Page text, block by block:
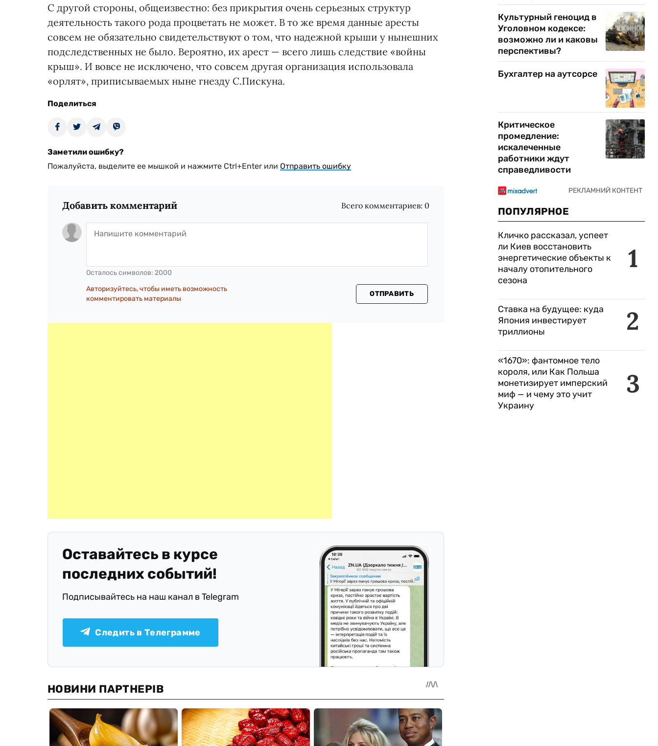
С другой стороны, общеизвестно: без прикрытия очень серьезных структур
деятельность такого рода процветать не может. В то же время данные аресты
совсем не обязательно свидетельствуют о том, что надежной крыши у нынешних
подследственных не было. Вероятно, их арест — всего лишь следствие «войны
крыш». И вовсе не исключено, что совсем другая организация использовала
«орлят», приписываемых ныне гнезду С.Пискуна.
Поделиться
Заметили ошибку?
Пожалуйста, выделите ее мышкой и нажмите Ctrl+Enter или Отправить ошибку
Добавить комментарий Всего комментариев: 0
Осталось символов: 2000
Авторизуйтесь, чтобы иметь возможность
комментировать материалы
ОТПРАВИТЬ
Оставайтесь в курсе
последних событий!
Подписывайтесь на наш канал в Telegram
Следить в Телеграмме
Культурный геноцид в
Уголовном кодексе:
возможно ли и каковы
перспективы?
Бухгалтер на аутсорсе
Критическое
промедление:
искалеченные
работники ждут
справедливости
ПОПУЛЯРНОЕ
1
Кличко рассказал, успеет
ли Киев восстановить
энергетические объекты к
началу отопительного
сезона
2
Ставка на будущее: куда
Япония инвестирует
триллионы
3
«1670»: фантомное тело
короля, или Как Польша
монетизирует имперский
миф — и чему это учит
Украину